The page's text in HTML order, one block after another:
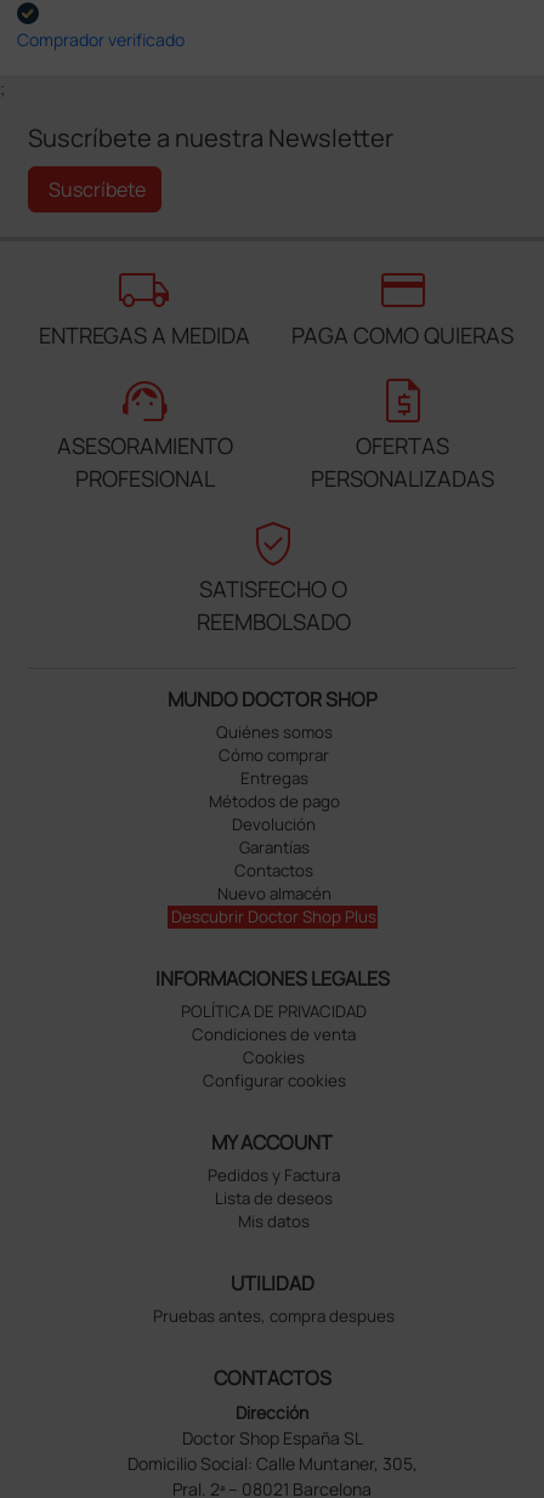
Comprador verificado
;
Suscríbete a nuestra Newsletter
Suscríbete
local_shipping
ENTREGAS A MEDIDA
credit_card
PAGA COMO QUIERAS
support_agent
ASESORAMIENTO
PROFESIONAL
request_quote
OFERTAS
PERSONALIZADAS
verified_user
SATISFECHO O
REEMBOLSADO
MUNDO DOCTOR SHOP
Quiénes somos
Cómo comprar
Entregas
Métodos de pago
Devolución
Garantías
Contactos
Nuevo almacén
Descubrir Doctor Shop Plus
INFORMACIONES LEGALES
POLÍTICA DE PRIVACIDAD
Condiciones de venta
Cookies
Configurar cookies
MY ACCOUNT
Pedidos y Factura
Lista de deseos
Mis datos
UTILIDAD
Pruebas antes, compra despues
CONTACTOS
Dirección
Doctor Shop España SL
Domicilio Social: Calle Muntaner, 305,
Pral. 2ª – 08021 Barcelona